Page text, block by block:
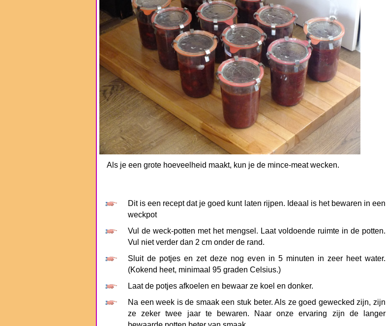
Als je een grote hoeveelheid maakt, kun je de mince-meat wecken.
Dit is een recept dat je goed kunt laten rijpen. Ideaal is het bewaren in een
weckpot
Vul de weck-potten met het mengsel. Laat voldoende ruimte in de potten.
Vul niet verder dan 2 cm onder de rand.
Sluit de potjes en zet deze nog even in 5 minuten in zeer heet water.
(Kokend heet, minimaal 95 graden Celsius.)
Laat de potjes afkoelen en bewaar ze koel en donker.
Na een week is de smaak een stuk beter. Als ze goed gewecked zijn, zijn
ze zeker twee jaar te bewaren. Naar onze ervaring zijn de langer